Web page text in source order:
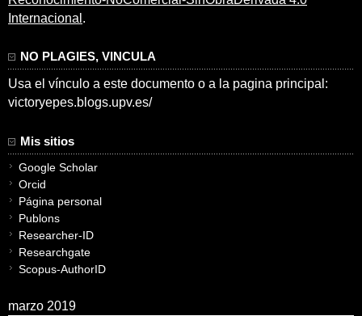
Internacional .
NO PLAGIES, VINCULA
Usa el vínculo a este documento o a la pagina principal:
victoryepes.blogs.upv.es/
Mis sitios
Google Scholar
Orcid
Página personal
Publons
Researcher-ID
Researchgate
Scopus-AuthorID
marzo 2019